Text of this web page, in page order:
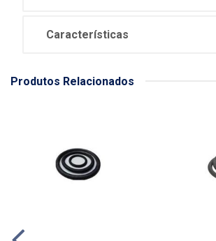
Características
Produtos Relacionados